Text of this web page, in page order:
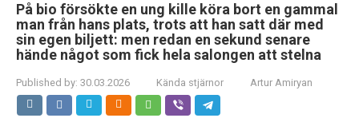
På bio försökte en ung kille köra bort en gammal
man från hans plats, trots att han satt där med
sin egen biljett: men redan en sekund senare
hände något som fick hela salongen att stelna
Published by: 30.03.2026 Kända stjärnor Artur Amiryan